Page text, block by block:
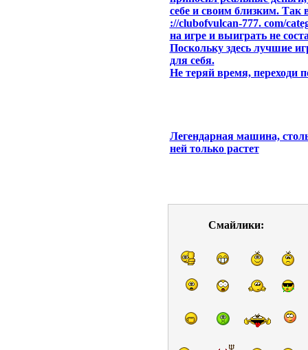
себе и своим близким. Так
://clubofvulcan-777. com/
на игре и выиграть не
Поскольку здесь лучшие
для себя.
Не теряй время, переходи
Легендарная машина,
ней только растет
Смайлики: